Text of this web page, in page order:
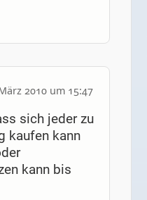
2010 um 15:47
sich jeder zu
kaufen kann
kann bis